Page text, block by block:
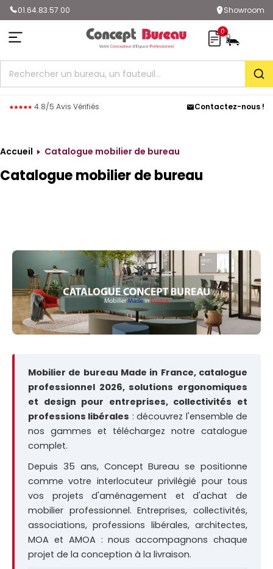
01.64.83.57.00 Showroom
0
4.8/5 Avis Vérifiés Contactez-nous !
Accueil Catalogue mobilier de bureau
Catalogue mobilier de bureau
Mobilier de bureau Made in France, catalogue
professionnel 2026, solutions ergonomiques
et design pour entreprises, collectivités et
professions libérales : découvrez l'ensemble de
nos gammes et téléchargez notre catalogue
complet.
Depuis 35 ans, Concept Bureau se positionne
comme votre interlocuteur privilégié pour tous
vos projets d'aménagement et d'achat de
mobilier professionnel. Entreprises, collectivités,
associations, professions libérales, architectes,
MOA et AMOA : nous accompagnons chaque
projet de la conception à la livraison.